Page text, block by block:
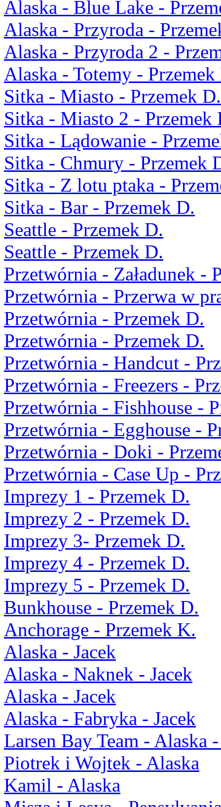
Alaska - Blue Lake -
Alaska - Przyroda -
Alaska - Przyroda 2 -
Alaska - Totemy - Przemek
Sitka - Miasto - Przemek D.
Sitka - Miasto 2 - Przemek
Sitka - Lądowanie -
Sitka - Chmury - Przemek
Sitka - Z lotu ptaka -
Sitka - Bar - Przemek D.
Seattle - Przemek D.
Seattle - Przemek D.
Przetwórnia - Załadunek -
Przetwórnia - Przerwa w
Przetwórnia - Przemek D.
Przetwórnia - Przemek D.
Przetwórnia - Handcut -
Przetwórnia - Freezers -
Przetwórnia - Fishhouse -
Przetwórnia - Egghouse -
Przetwórnia - Doki -
Przetwórnia - Case Up -
Imprezy 1 - Przemek D.
Imprezy 2 - Przemek D.
Imprezy 3- Przemek D.
Imprezy 4 - Przemek D.
Imprezy 5 - Przemek D.
Bunkhouse - Przemek D.
Anchorage - Przemek K.
Alaska - Jacek
Alaska - Naknek - Jacek
Alaska - Jacek
Alaska - Fabryka - Jacek
Larsen Bay Team - Alaska
Piotrek i Wojtek - Alaska
Kamil - Alaska